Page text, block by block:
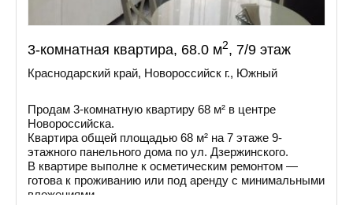
3-комнатная квартира, 68.0 м2, 7/9 этаж
Краснодарский край, Новороссийск г., Южный
Продам 3-комнатную квартиру 68 м² в центре
Новороссийска.
Квартира общей площадью 68 м² на 7 этаже 9-
этажного панельного дома по ул. Дзержинского.
В квартире выполне к осметическим ремонтом —
готова к проживанию или под аренду с минимальными
вложениями.